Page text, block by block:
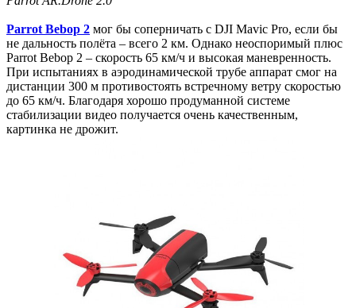
Parrot Bebop 2 мог бы соперничать с DJI Mavic Pro, если бы
не дальность полёта – всего 2 км. Однако неоспоримый плюс
Parrot Bebop 2 – скорость 65 км/ч и высокая маневренность.
При испытаниях в аэродинамической трубе аппарат смог на
дистанции 300 м противостоять встречному ветру скоростью
до 65 км/ч. Благодаря хорошо продуманной системе
стабилизации видео получается очень качественным,
картинка не дрожит.